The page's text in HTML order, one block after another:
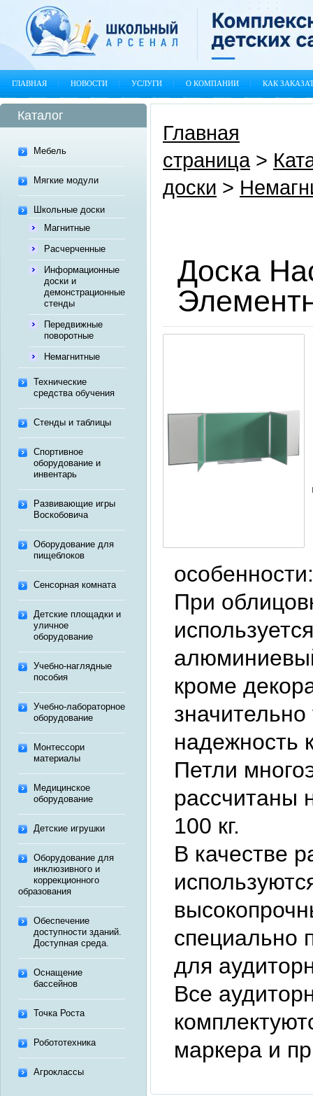
ГЛАВНАЯ НОВОСТИ УСЛУГИ О КОМПАНИИ КАК
Каталог
Мебель
Мягкие модули
Школьные доски
Магнитные
Расчерченные
Информационные
доски и
демонстрационные
стенды
Передвижные
поворотные
Немагнитные
Технические
средства обучения
Стенды и таблицы
Спортивное
оборудование и
инвентарь
Развивающие игры
Воскобовича
Оборудование для
пищеблоков
Сенсорная комната
Детские площадки и
уличное
оборудование
Учебно-наглядные
пособия
Учебно-лабораторное
оборудование
Монтессори
материалы
Медицинское
оборудование
Детские игрушки
Оборудование для
инклюзивного и
коррекционного
образования
Обеспечение
доступности зданий.
Доступная среда.
Оснащение
бассейнов
Точка Роста
Робототехника
Агроклассы
Главная
страница>
доски >
Доска
При
кроме
надежность
Петли
рассчитаны
100 кг.
В качестве
специально
для
Все
маркера и